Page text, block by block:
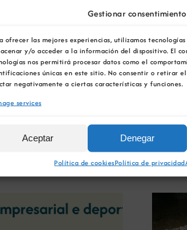
Gestionar consentimiento
ofrecer las mejores experiencias, utilizamos
y/o acceder a la información del dispositivo. El
nos permitirá procesar datos como el
únicas en este sitio. No consentir o retirar
negativamente a ciertas características y funciones.
services
Aceptar Denegar
Política de cookiesPolítica de privacidad
de Santiago (Misa do peregrino)
Francisco (Campillo de San
Francisco
2011
abonar na conta do Banco
de asistencia por teléfono
sinalado.